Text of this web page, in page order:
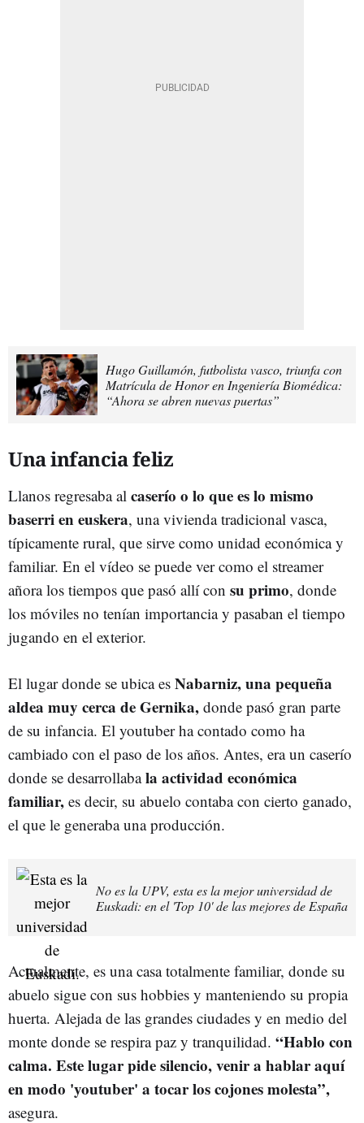
Hugo Guillamón, futbolista vasco, triunfa con
Matrícula de Honor en Ingeniería Biomédica:
“Ahora se abren nuevas puertas”
Una infancia feliz
Llanos regresaba al caserío o lo que es lo mismo
baserri en euskera, una vivienda tradicional vasca,
típicamente rural, que sirve como unidad económica y
familiar. En el vídeo se puede ver como el streamer
añora los tiempos que pasó allí con su primo, donde
los móviles no tenían importancia y pasaban el tiempo
jugando en el exterior.
El lugar donde se ubica es Nabarniz, una pequeña
aldea muy cerca de Gernika, donde pasó gran parte
de su infancia. El youtuber ha contado como ha
cambiado con el paso de los años. Antes, era un caserío
donde se desarrollabala actividad económica
familiar, es decir, su abuelo contaba con cierto ganado,
el que le generaba una producción.
No es la UPV, esta es la mejor universidad de
Euskadi: en el 'Top 10' de las mejores de España
Actualmente, es una casa totalmente familiar, donde su
abuelo sigue con sus hobbies y manteniendo su propia
huerta. Alejada de las grandes ciudades y en medio del
monte donde se respira paz y tranquilidad. “Hablo con
calma. Este lugar pide silencio, venir a hablar aquí
en modo 'youtuber' a tocar los cojones molesta”,
asegura.